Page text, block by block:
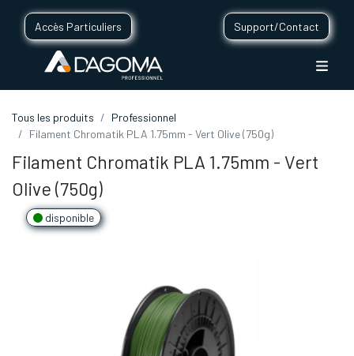
Accès Particuliers Support/Contact
Tous les produits
Professionnel
Filament Chromatik PLA 1.75mm - Vert Olive (750g)
Filament Chromatik PLA 1.75mm - Vert
Olive (750g)
disponible